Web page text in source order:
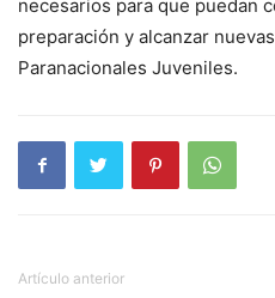
necesarios para que puedan
preparación y alcanzar
Paranacionales Juveniles.
Artículo anterior